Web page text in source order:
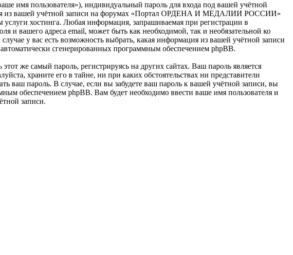
имя пользователя»), индивидуальный пароль для входа под вашей учётной
из вашей учётной записи на форумах «Портал ОРДЕНА И МЕДАЛИИ РОССИИ»
хостинга. Любая информация, запрашиваемая при регистрации в
адреса email, может быть как необходимой, так и необязательной ко
у вас есть возможность выбрать, какая информация из вашей учётной записи
автоматически сгенерированных программным обеспечением phpBB.
же самый пароль, регистрируясь на других сайтах. Ваш пароль является
храните его в тайне, ни при каких обстоятельствах ни представители
пароль. В случае, если вы забудете ваш пароль к вашей учётной записи, вы
обеспечением phpBB. Вам будет необходимо ввести ваше имя пользователя и
записи.